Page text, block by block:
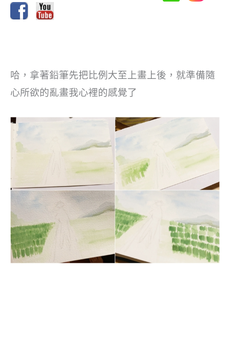
哈，拿著鉛筆先把比例大至上畫上後，就準備隨
心所欲的亂畫我心裡的感覺了